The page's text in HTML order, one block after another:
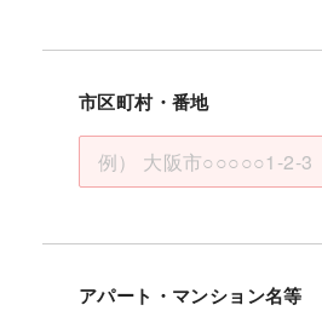
市区町村・番地
アパート・マンション名等